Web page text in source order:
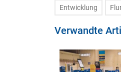
Entwicklung
Verwandte